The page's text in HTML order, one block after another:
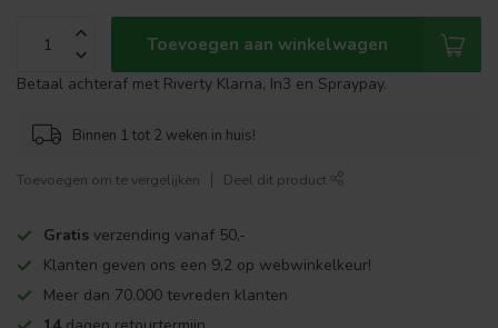
Toevoegen aan winkelwagen
Betaal achteraf met Riverty Klarna, In3 en Spraypay.
Binnen 1 tot 2 weken in huis!
Toevoegen om te vergelijken Deel dit product
Gratis verzending vanaf 50,-
Klanten geven ons een 9,2 op webwinkelkeur!
Meer dan 70.000 tevreden klanten